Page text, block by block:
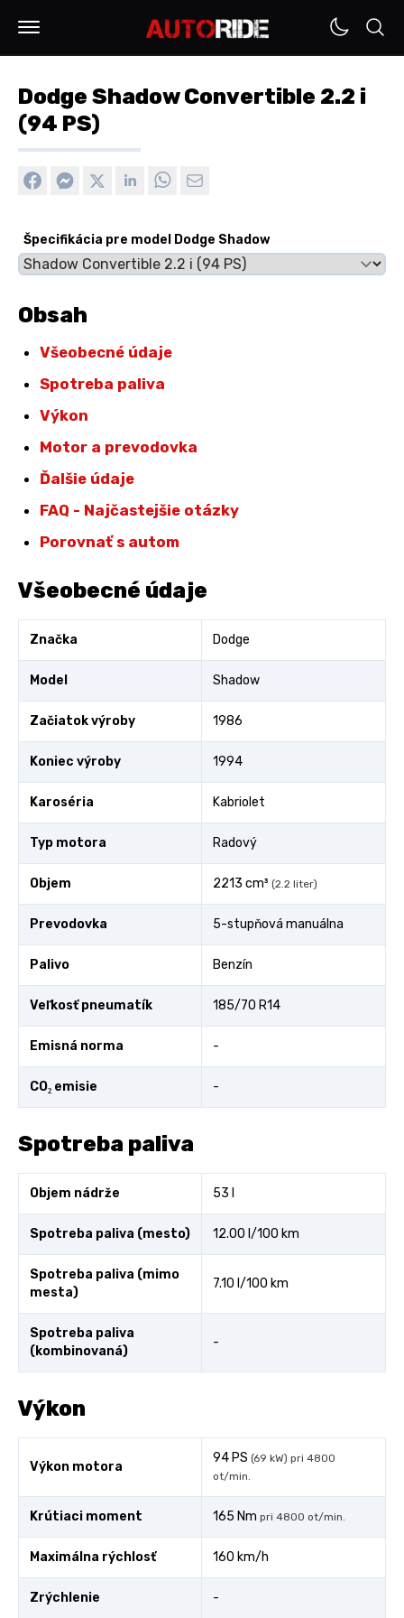
Dodge Shadow Convertible 2.2 i
(94 PS)
Špecifikácia pre model Dodge Shadow
Obsah
Všeobecné údaje
Spotreba paliva
Výkon
Motor a prevodovka
Ďalšie údaje
FAQ - Najčastejšie otázky
Porovnať s autom
Všeobecné údaje
Značka Dodge
Model Shadow
Začiatok výroby 1986
Koniec výroby 1994
Karoséria Kabriolet
Typ motora Radový
Objem 2213 cm³ (2.2 liter)
Prevodovka 5-stupňová manuálna
Palivo Benzín
Veľkosť pneumatík 185/70 R14
Emisná norma -
CO₂ emisie -
Spotreba paliva
Objem nádrže 53 l
Spotreba paliva (mesto) 12.00 l/100 km
Spotreba paliva (mimo
mesta)
7.10 l/100 km
Spotreba paliva
(kombinovaná)
-
Výkon
Výkon motora
94 PS (69 kW) pri 4800
ot/min.
Krútiaci moment 165 Nm pri 4800 ot/min.
Maximálna rýchlosť 160 km/h
Zrýchlenie -